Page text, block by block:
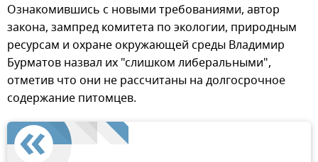
Ознакомившись с новыми требованиями, автор
закона, зампред комитета по экологии, природным
ресурсам и охране окружающей среды Владимир
Бурматов назвал их "слишком либеральными",
отметив что они не рассчитаны на долгосрочное
содержание питомцев.